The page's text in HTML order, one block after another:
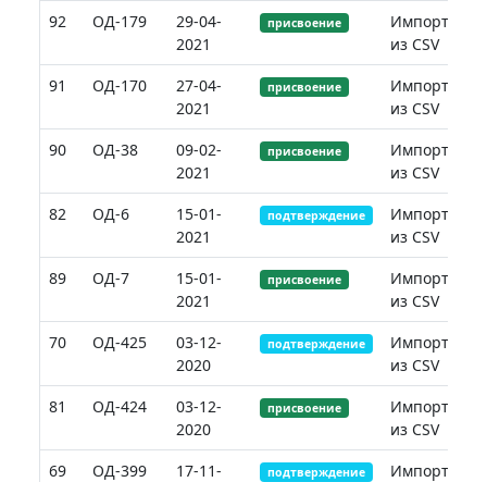
92
ОД-179
29-04-
2021
присвоение
Импорт
из CSV
91
ОД-170
27-04-
2021
присвоение
Импорт
из CSV
90
ОД-38
09-02-
2021
присвоение
Импорт
из CSV
82
ОД-6
15-01-
2021
подтверждение
Импорт
из CSV
89
ОД-7
15-01-
2021
присвоение
Импорт
из CSV
70
ОД-425
03-12-
2020
подтверждение
Импорт
из CSV
81
ОД-424
03-12-
2020
присвоение
Импорт
из CSV
69
ОД-399
17-11-
подтверждение
Импорт